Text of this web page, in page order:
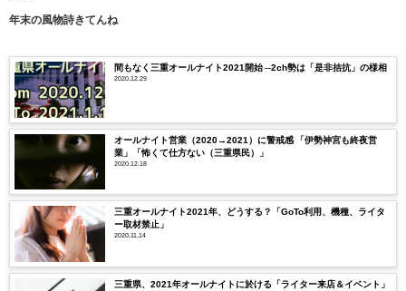
年末の風物詩きてんね
間もなく三重オールナイト2021開始 ─2ch勢は「是非拮抗」の様相
2020.12.29
オールナイト営業（2020→2021）に警戒感 「伊勢神宮も終夜営
業」「怖くて仕方ない（三重県民）」
2020.12.18
三重オールナイト2021年、どうする？「GoTo利用、機種、ライタ
ー取材禁止」
2020.11.14
三重県、2021年オールナイトに於ける「ライター来店＆イベント」